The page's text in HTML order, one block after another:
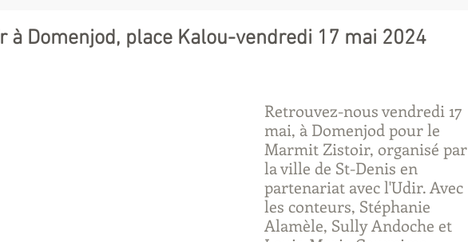
à Domenjod, place Kalou-vendredi 17 mai 2024
Retrouvez-nous vendredi 17
mai, à Domenjod pour le
Marmit Zistoir, organisé par
la ville de St-Denis en
partenariat avec l'Udir. Avec
les conteurs, Stéphanie
Alamèle, Sully Andoche et